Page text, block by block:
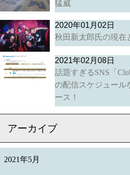
猛威
2020年01月02日
秋田新太郎氏の現在
2021年02月08日
話題すぎるSNS「
の配信スケジュール
ース！
アーカイブ
2021年5月